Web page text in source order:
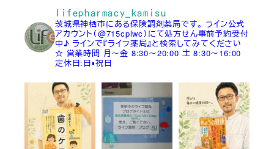
lifepharmacy_kamisu
茨城県神栖市にある保険調剤薬局です。 ライン公式
アカウント（@715cplwc）にて処方せん事前予約受付
中♪ ラインで『ライフ薬局』と検索してみてください
☆ 営業時間 月～金 8:30～20:00 土 8:30～16:00
定休日:日▪祝日